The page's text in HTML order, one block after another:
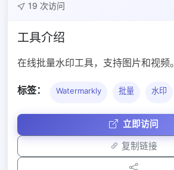
19 次访问
工具介绍
在线批量水印工具，支持图片和视频。
标签： Watermarkly 批量 水印
立即访问
复制链接